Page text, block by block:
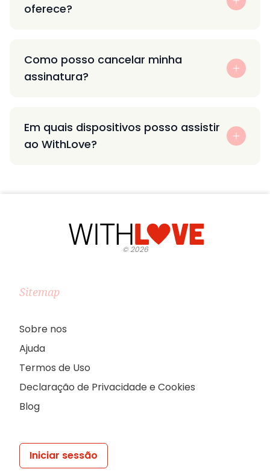
oferece?
Como posso cancelar minha
assinatura?
Em quais dispositivos posso assistir
ao WithLove?
©2026
Sitemap
Sobre nos
Ajuda
Termos de Uso
Declaração de Privacidade e Cookies
Blog
Iniciar sessão